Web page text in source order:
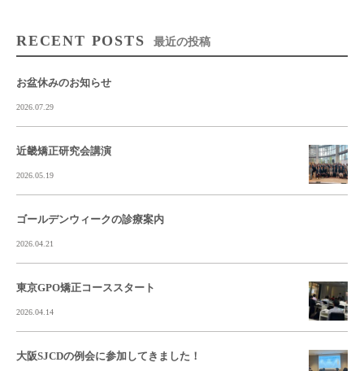
RECENT POSTS 最近の投稿
お盆休みのお知らせ
2026.07.29
近畿矯正研究会講演
2026.05.19
ゴールデンウィークの診療案内
2026.04.21
東京GPO矯正コーススタート
2026.04.14
大阪SJCDの例会に参加してきました！